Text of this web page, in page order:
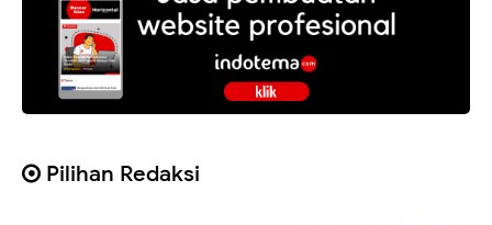
Pilihan Redaksi